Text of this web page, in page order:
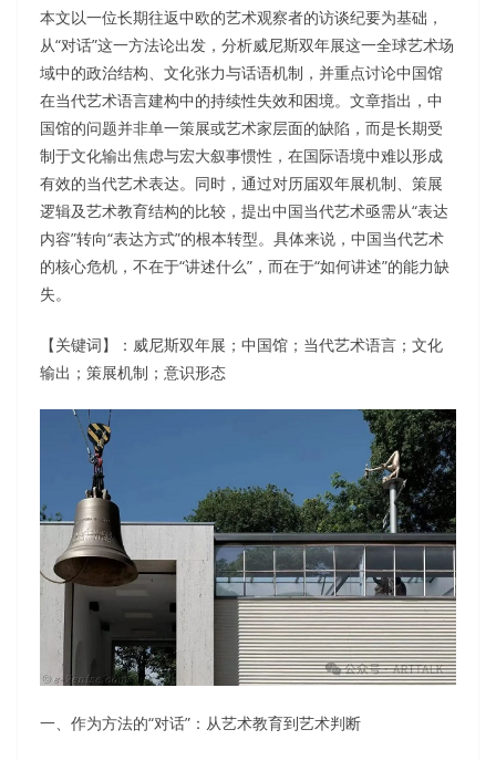
本文以一位长期往返中欧的艺术观察者的访谈纪要为基础，
从“对话”这一方法论出发，分析威尼斯双年展这一全球艺术场
域中的政治结构、文化张力与话语机制，并重点讨论中国馆
在当代艺术语言建构中的持续性失效和困境。文章指出，中
国馆的问题并非单一策展或艺术家层面的缺陷，而是长期受
制于文化输出焦虑与宏大叙事惯性，在国际语境中难以形成
有效的当代艺术表达。同时，通过对历届双年展机制、策展
逻辑及艺术教育结构的比较，提出中国当代艺术亟需从“表达
内容”转向“表达方式”的根本转型。具体来说，中国当代艺术
的核心危机，不在于“讲述什么”，而在于“如何讲述”的能力缺
失。
【关键词】：威尼斯双年展；中国馆；当代艺术语言；文化
输出；策展机制；意识形态
一、作为方法的“对话”：从艺术教育到艺术判断